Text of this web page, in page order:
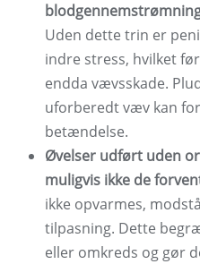
Uden dette trin er
indre stress, hvilket
endda vævsskade.
uforberedt væv kan
betændelse.
Øvelser udført uden
muligvis ikke de
ikke opvarmes,
tilpasning. Dette
eller omkreds og gør